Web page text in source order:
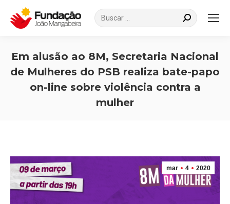
Search:
Em alusão ao 8M, Secretaria Nacional
de Mulheres do PSB realiza bate-papo
on-line sobre violência contra a
mulher
mar 4 2020